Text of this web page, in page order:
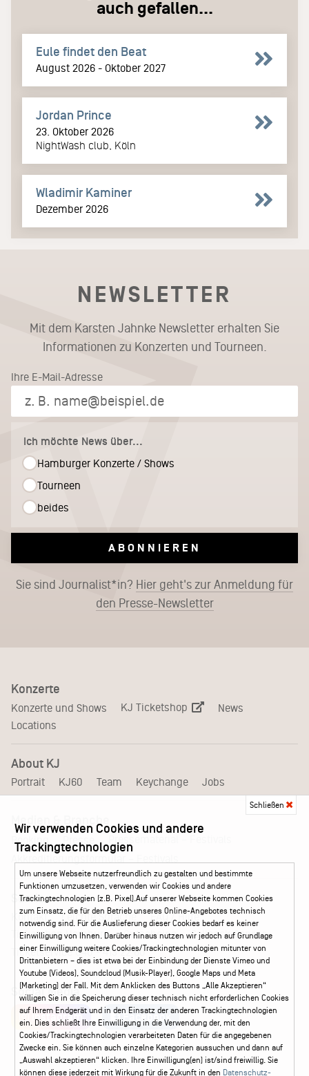
auch gefallen...
Eule findet den Beat
August 2026 - Oktober 2027
Jordan Prince
23. Oktober 2026
NightWash club, Köln
Wladimir Kaminer
Dezember 2026
NEWSLETTER
Mit dem Karsten Jahnke Newsletter erhalten Sie
Informationen zu Konzerten und Tourneen.
Ihre E-Mail-Adresse
Ich möchte News über...
Hamburger Konzerte / Shows
Tourneen
beides
ABONNIEREN
Sie sind Journalist*in? Hier geht's zur Anmeldung für
den Presse-Newsletter
Konzerte
Konzerte und Shows KJ Ticketshop
News
Locations
About KJ
Portrait KJ60 Team Keychange Jobs
Medien & Branche
Booking Presse
Service
Kontakt Leichte Sprache
FAQ / Hilfe
Ticketshop Hamburg
Gutscheine
Callback-Service
Ticketservice 040 - 413 22 60
Social Media
Instagram Facebook
Schließen
Wir verwenden Cookies und andere
Trackingtechnologien
Um unsere Webseite nutzerfreundlich zu gestalten und bestimmte
Funktionen umzusetzen, verwenden wir Cookies und andere
Trackingtechnologien (z.B. Pixel).Auf unserer Webseite kommen Cookies
zum Einsatz, die für den Betrieb unseres Online-Angebotes technisch
notwendig sind. Für die Auslieferung dieser Cookies bedarf es keiner
Einwilligung von Ihnen. Darüber hinaus nutzen wir jedoch auf Grundlage
einer Einwilligung weitere Cookies/Trackingtechnologien mitunter von
Drittanbietern – dies ist etwa bei der Einbindung der Dienste Vimeo und
Youtube (Videos), Soundcloud (Musik-Player), Google Maps und Meta
(Marketing) der Fall. Mit dem Anklicken des Buttons „Alle Akzeptieren“
willigen Sie in die Speicherung dieser technisch nicht erforderlichen Cookies
auf Ihrem Endgerät und in den Einsatz der anderen Trackingtechnologien
ein. Dies schließt Ihre Einwilligung in die Verwendung der, mit den
Cookies/Trackingtechnologien verarbeiteten Daten für die angegebenen
Zwecke ein. Sie können auch einzelne Kategorien aussuchen und dann auf
„Auswahl akzeptieren“ klicken. Ihre Einwilligung(en) ist/sind freiwillig. Sie
können diese jederzeit mit Wirkung für die Zukunft in den Datenschutz-